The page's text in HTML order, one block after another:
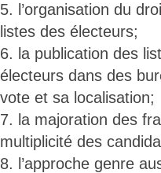
5. l’organisation du
listes des électeurs;
6. la publication des
électeurs dans des
vote et sa localisation;
7. la majoration des
multiplicité des
8. l’approche genre